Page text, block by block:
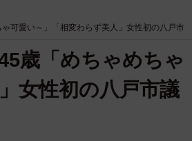
可愛い～」「相変わらず美人」女性初の八戸市
歳「めちゃめちゃ
女性初の八戸市議